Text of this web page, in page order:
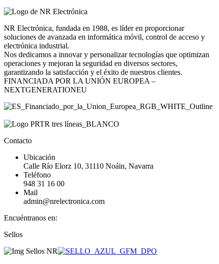
NR Electrónica, fundada en 1988, es líder en proporcionar
soluciones de avanzada en informática móvil, control de acceso y
electrónica industrial.
Nos dedicamos a innovar y personalizar tecnologías que optimizan
operaciones y mejoran la seguridad en diversos sectores,
garantizando la satisfacción y el éxito de nuestros clientes.
FINANCIADA POR LA UNIÓN EUROPEA –
NEXTGENERATIONEU
Contacto
Ubicación
Calle Río Elorz 10, 31110 Noáin, Navarra
Teléfono
948 31 16 00
Mail
admin@nrelectronica.com
Encuéntranos en:
Facebook
opens
Linkedin
opens
Instagram
opens
Sellos